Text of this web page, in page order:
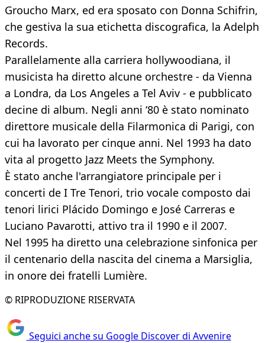
Groucho Marx, ed era sposato con Donna Schifrin,
che gestiva la sua etichetta discografica, la Adelph
Records.
Parallelamente alla carriera hollywoodiana, il
musicista ha diretto alcune orchestre - da Vienna
a Londra, da Los Angeles a Tel Aviv - e pubblicato
decine di album. Negli anni ‘80 è stato nominato
direttore musicale della Filarmonica di Parigi, con
cui ha lavorato per cinque anni. Nel 1993 ha dato
vita al progetto Jazz Meets the Symphony.
È stato anche l'arrangiatore principale per i
concerti de I Tre Tenori, trio vocale composto dai
tenori lirici Plácido Domingo e José Carreras e
Luciano Pavarotti, attivo tra il 1990 e il 2007.
Nel 1995 ha diretto una celebrazione sinfonica per
il centenario della nascita del cinema a Marsiglia,
in onore dei fratelli Lumière.
© RIPRODUZIONE RISERVATA
Seguici anche su Google Discover di Avvenire